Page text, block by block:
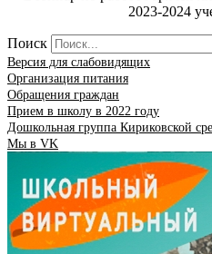
2023-2024
Поиск
Версия для слабовидящих
Организация питания
Обращения граждан
Прием в школу в 2022 году
Дошкольная группа Кириковской
Мы в VK